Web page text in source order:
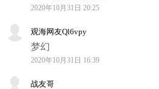
2020年10月31日 20:25
观海网友Ql6vpy
梦幻
2020年10月31日 16:39
战友哥